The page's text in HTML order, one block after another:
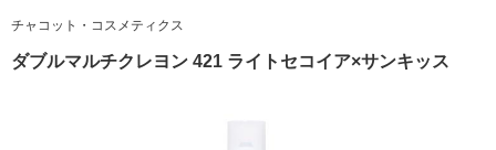
チャコット・コスメティクス
ダブルマルチクレヨン 421 ライトセコイア×サンキッス